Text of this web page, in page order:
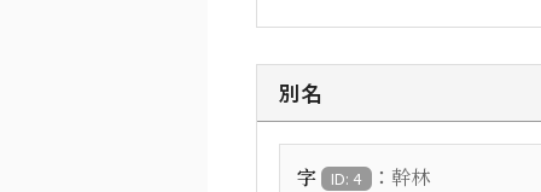
別名
字 ID: 4 ： 幹林